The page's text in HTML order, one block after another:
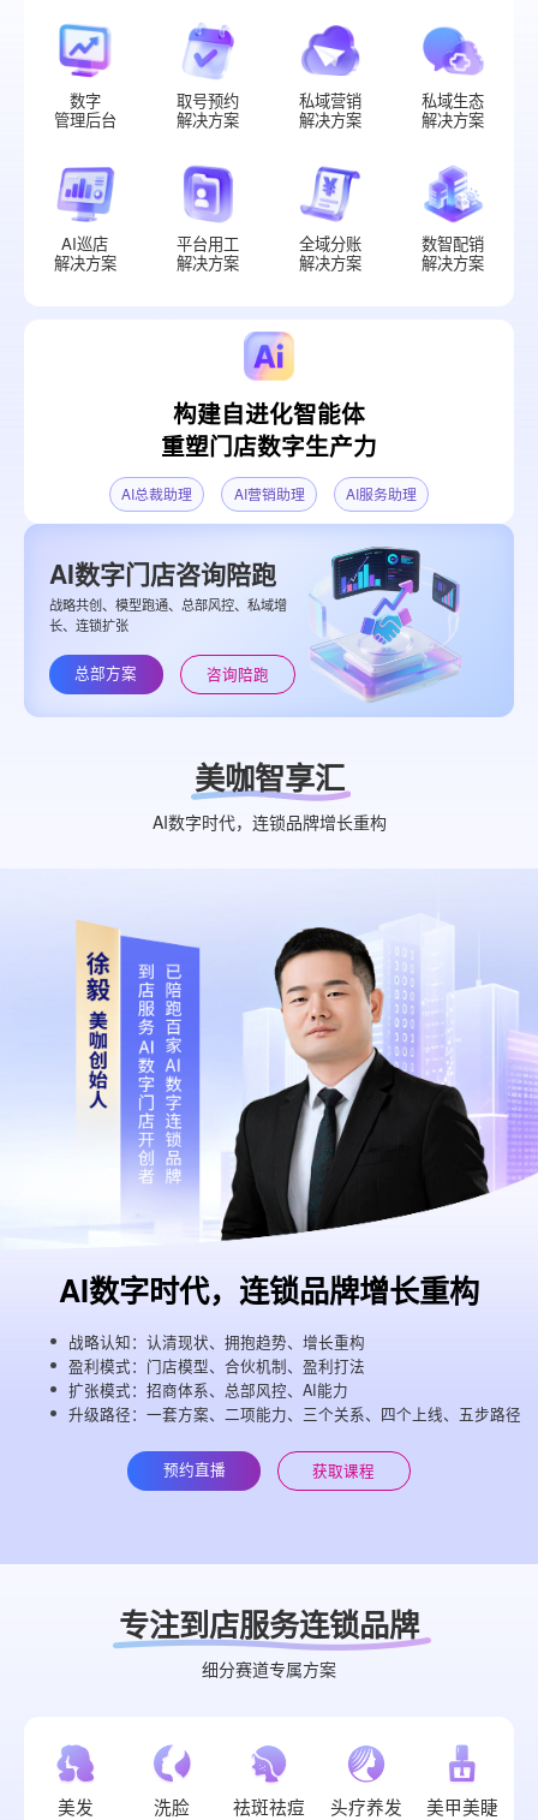
数字
管理后台
取号预约
解决方案
私域营销
解决方案
私域生态
解决方案
AI巡店
解决方案
平台用工
解决方案
全域分账
解决方案
数智配销
解决方案
构建自进化智能体
重塑门店数字生产力
AI总裁助理 AI营销助理 AI服务助理
AI数字门店咨询陪跑
战略共创、模型跑通、总部风控、私域增
长、连锁扩张
总部方案 咨询陪跑
美咖智享汇
AI数字时代，连锁品牌增长重构
AI数字时代，连锁品牌增长重构
战略认知：认清现状、拥抱趋势、增长重构
盈利模式：门店模型、合伙机制、盈利打法
扩张模式：招商体系、总部风控、AI能力
升级路径：一套方案、二项能力、三个关系、四个上线、五步路径
预约直播 获取课程
专注到店服务连锁品牌
细分赛道专属方案
美发 洗脸 祛斑祛痘 头疗养发 美甲美睫